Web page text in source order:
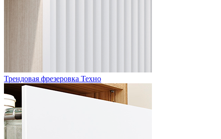
Трендовая фрезеровка Техно